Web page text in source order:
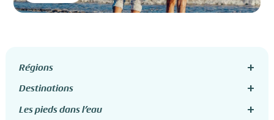
Régions
Destinations
Les pieds dans l’eau